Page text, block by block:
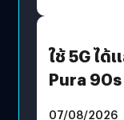
ใช้ 5G ได้
Pura
07/08/2026